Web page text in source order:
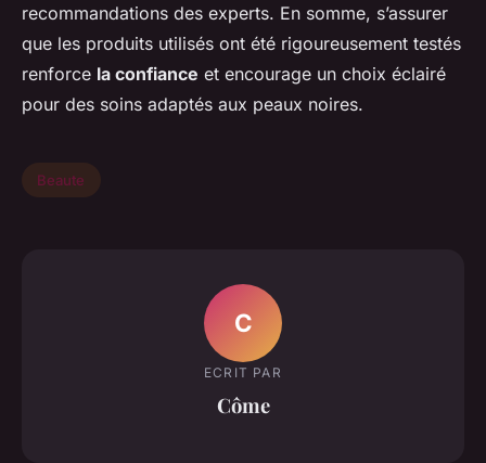
recommandations des experts. En somme, s’assurer
que les produits utilisés ont été rigoureusement testés
renforce la confiance et encourage un choix éclairé
pour des soins adaptés aux peaux noires.
Beaute
C
ECRIT PAR
Côme